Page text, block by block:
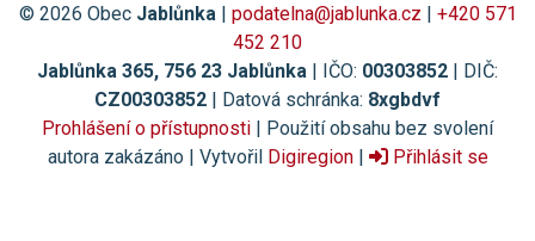
© 2026 Obec Jablůnka | podatelna@jablunka.cz | +420 571
452 210
Jablůnka 365, 756 23 Jablůnka | IČO: 00303852 | DIČ:
CZ00303852 | Datová schránka: 8xgbdvf
Prohlášení o přístupnosti | Použití obsahu bez svolení
autora zakázáno | Vytvořil Digiregion| Přihlásit se